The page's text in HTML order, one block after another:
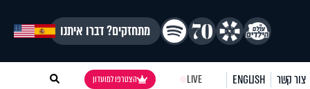
מתחזקים? דברו איתנו
צור קשר ENGLISH
LIVE הצטרפו למועדון